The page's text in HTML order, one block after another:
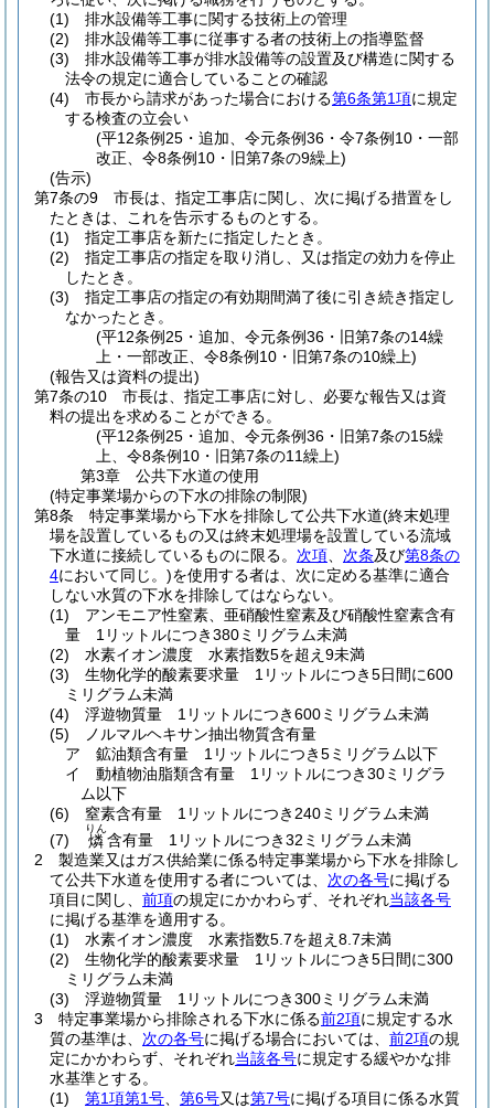
(1)
排水設備等工事に関する技術上の管理
(2)
排水設備等工事に従事する者の技術上の指導監督
(3)
排水設備等工事が排水設備等の設置及び構造に関する
法令の規定に適合していることの確認
(4)
市長から請求があった場合における第6条第1項に規定
する検査の立会い
(平12条例25・追加、令元条例36・令7条例10・一部
改正、令8条例10・旧第7条の9繰上)
(告示)
第7条の9
市長は、指定工事店に関し、次に掲げる措置をし
たときは、これを告示するものとする。
(1)
指定工事店を新たに指定したとき。
(2)
指定工事店の指定を取り消し、又は指定の効力を停止
したとき。
(3)
指定工事店の指定の有効期間満了後に引き続き指定し
なかったとき。
(平12条例25・追加、令元条例36・旧第7条の14繰
上・一部改正、令8条例10・旧第7条の10繰上)
(報告又は資料の提出)
第7条の10
市長は、指定工事店に対し、必要な報告又は資
料の提出を求めることができる。
(平12条例25・追加、令元条例36・旧第7条の15繰
上、令8条例10・旧第7条の11繰上)
第3章
公共下水道の使用
(特定事業場からの下水の排除の制限)
第8条
特定事業場から下水を排除して公共下水道(終末処理
場を設置しているもの又は終末処理場を設置している流域
下水道に接続しているものに限る。 次項 次条及び第8条の
4において同じ。)を使用する者は、次に定める基準に適合
しない水質の下水を排除してはならない。
(1)
アンモニア性窒素、亜硝酸性窒素及び硝酸性窒素含有
量 1リットルにつき380ミリグラム未満
(2)
水素イオン濃度 水素指数5を超え9未満
(3)
生物化学的酸素要求量 1リットルにつき5日間に600
ミリグラム未満
(4)
浮遊物質量 1リットルにつき600ミリグラム未満
(5)
ノルマルヘキサン抽出物質含有量
ア
鉱油類含有量 1リットルにつき5ミリグラム以下
イ
動植物油脂類含有量 1リットルにつき30ミリグラ
ム以下
(6)
窒素含有量 1リットルにつき240ミリグラム未満
(7)
燐
りん
含有量 1リットルにつき32ミリグラム未満
2
製造業又はガス供給業に係る特定事業場から下水を排除し
て公共下水道を使用する者については、 次の各号に掲げる
項目に関し、 前項の規定にかかわらず、それぞれ当該各号
に掲げる基準を適用する。
(1)
水素イオン濃度 水素指数5.7を超え8.7未満
(2)
生物化学的酸素要求量 1リットルにつき5日間に300
ミリグラム未満
(3)
浮遊物質量 1リットルにつき300ミリグラム未満
3
特定事業場から排除される下水に係る前2項に規定する水
質の基準は、 次の各号に掲げる場合においては、 前2項の規
定にかかわらず、それぞれ当該各号に規定する緩やかな排
水基準とする。
(1)
第1項第1号 第6号又は第7号に掲げる項目に係る水質